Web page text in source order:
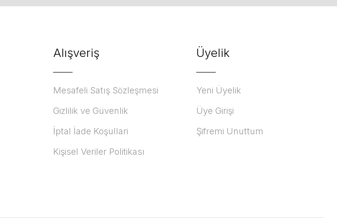
Alışveriş
Mesafeli Satış Sözleşmesi
Gizlilik ve Güvenlik
İptal İade Koşullari
Kişisel Veriler Politikası
Üyelik
Yeni Üyelik
Üye Girişi
Şifremi Unuttum